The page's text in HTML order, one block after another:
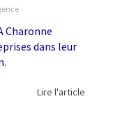
Charonne
dans leur
Lire l'article